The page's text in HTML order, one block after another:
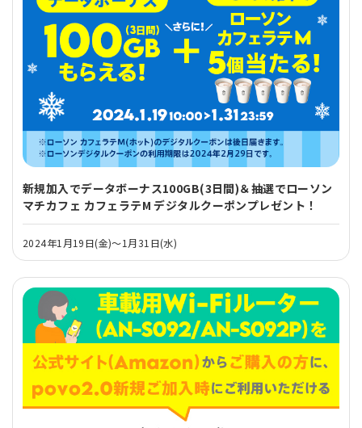
新規加入でデータボーナス100GB(3日間)＆抽選でローソン
マチカフェ カフェラテM デジタルクーポンプレゼント！
2024年1月19日(金)～1月31日(水)